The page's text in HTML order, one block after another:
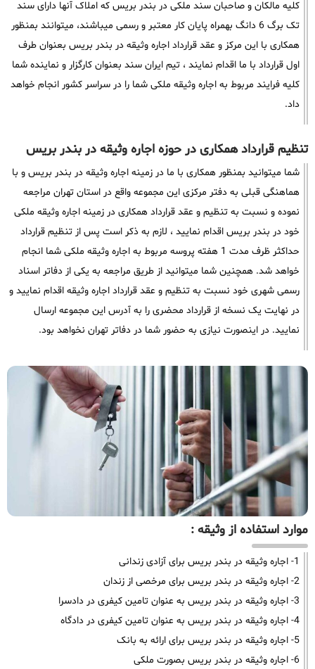
کلیه مالکان و صاحبان سند ملکی در بندر بریس که املاک آنها دارای سند
تک برگ 6 دانگ بهمراه پایان کار معتبر و رسمی میباشند، میتوانند بمنظور
همکاری با این مرکز و عقد قرارداد اجاره وثیقه در بندر بریس بعنوان طرف
اول قرارداد با ما اقدام نمایند ، تیم ایران سند بعنوان کارگزار و نماینده شما
کلیه فرایند مربوط به اجاره وثیقه ملکی شما را در سراسر کشور انجام خواهد
داد.
تنظیم قرارداد همکاری در حوزه اجاره وثیقه در بندر بریس
شما میتوانید بمنظور همکاری با ما در زمینه اجاره وثیقه در بندر بریس و با
هماهنگی قبلی به دفتر مرکزی این مجموعه واقع در استان تهران مراجعه
نموده و نسبت به تنظیم و عقد قرارداد همکاری در زمینه اجاره وثیقه ملکی
خود در بندر بریس اقدام نمایید ، لازم به ذکر است پس از تنظیم قرارداد
حداکثر ظرف مدت 1 هفته پروسه مربوط به اجاره وثیقه ملکی شما انجام
خواهد شد. همچنین شما میتوانید از طریق مراجعه به یکی از دفاتر اسناد
رسمی شهری خود نسبت به تنظیم و عقد قرارداد اجاره وثیقه اقدام نمایید و
در نهایت یک نسخه از قرارداد محضری را به آدرس این مجموعه ارسال
نمایید. در اینصورت نیازی به حضور شما در دفاتر تهران نخواهد بود.
موارد استفاده از وثیقه :
1- اجاره وثیقه در بندر بریس برای آزادی زندانی
2- اجاره وثیقه در بندر بریس برای مرخصی از زندان
3- اجاره وثیقه در بندر بریس به عنوان تامین کیفری در دادسرا
4- اجاره وثیقه در بندر بریس به عنوان تامین کیفری در دادگاه
5- اجاره وثیقه در بندر بریس برای ارائه به بانک
6- اجاره وثیقه در بندر بریس بصورت ملکی